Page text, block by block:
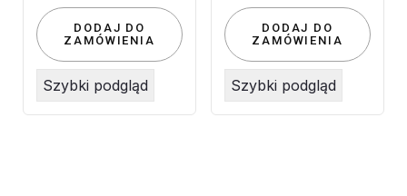
DODAJ DO
ZAMÓWIENIA
Szybki podgląd
DODAJ DO
ZAMÓWIENIA
Szybki podgląd